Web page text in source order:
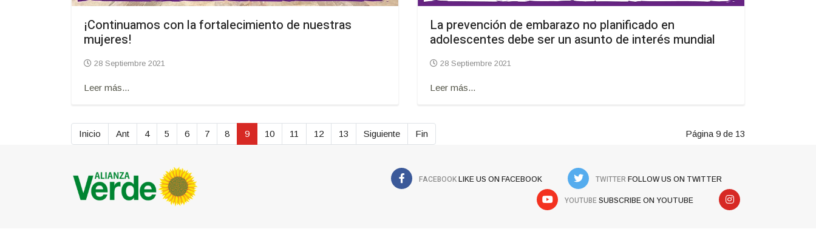
¡Continuamos con la fortalecimiento de nuestras
mujeres!
28 Septiembre 2021
Leer más...
La prevención de embarazo no planificado en
adolescentes debe ser un asunto de interés mundial
28 Septiembre 2021
Leer más...
Inicio Ant 4 5 6 7 8 9 10 11 12 13 Siguiente Fin Página 9 de 13
FACEBOOK LIKE US ON FACEBOOK TWITTER FOLLOW US ON TWITTER
YOUTUBE SUBSCRIBE ON YOUTUBE